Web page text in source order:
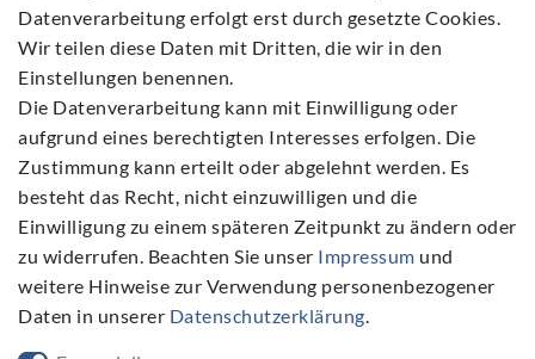
Vertrag widerrufen
Folgen Sie Uns
Datenverarbeitung erfolgt erst durch gesetzte Cookies.
Wir teilen diese Daten mit Dritten, die wir in den
Einstellungen benennen.
Die Datenverarbeitung kann mit Einwilligung oder
aufgrund eines berechtigten Interesses erfolgen. Die
Zustimmung kann erteilt oder abgelehnt werden. Es
besteht das Recht, nicht einzuwilligen und die
Einwilligung zu einem späteren Zeitpunkt zu ändern oder
zu widerrufen. Beachten Sie unser Impressum und
weitere Hinweise zur Verwendung personenbezogener
Daten in unserer Daten­schutz­erklärung.